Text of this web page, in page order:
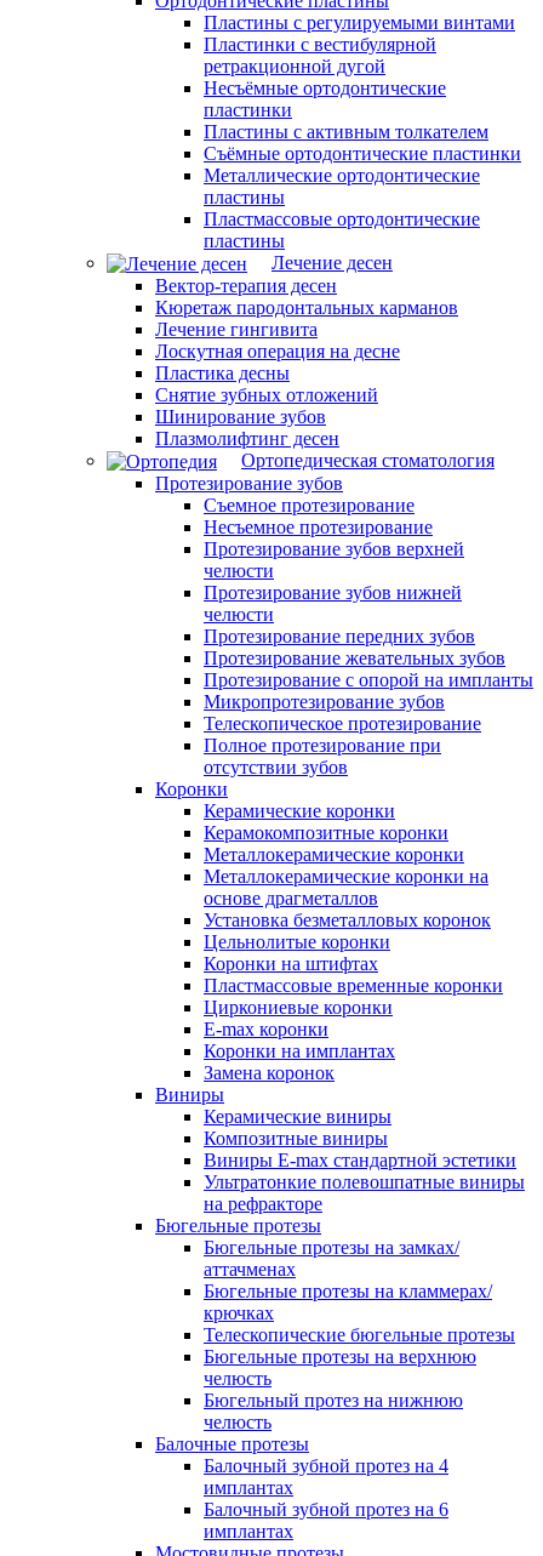
Пластины с регулируемыми винтами
Пластинки с вестибулярной
ретракционной дугой
Несъёмные ортодонтические
пластинки
Пластины с активным толкателем
Съёмные ортодонтические пластинки
Металлические ортодонтические
пластины
Пластмассовые ортодонтические
пластины
Лечение десен
Вектор-терапия десен
Кюретаж пародонтальных карманов
Лечение гингивита
Лоскутная операция на десне
Пластика десны
Снятие зубных отложений
Шинирование зубов
Плазмолифтинг десен
Ортопедическая стоматология
Протезирование зубов
Съемное протезирование
Несъемное протезирование
Протезирование зубов верхней
челюсти
Протезирование зубов нижней
челюсти
Протезирование передних зубов
Протезирование жевательных зубов
Протезирование с опорой на импланты
Микропротезирование зубов
Телескопическое протезирование
Полное протезирование при
отсутствии зубов
Коронки
Керамические коронки
Керамокомпозитные коронки
Металлокерамические коронки
Металлокерамические коронки на
основе драгметаллов
Установка безметалловых коронок
Цельнолитые коронки
Коронки на штифтах
Пластмассовые временные коронки
Циркониевые коронки
E-max коронки
Коронки на имплантах
Замена коронок
Виниры
Керамические виниры
Композитные виниры
Виниры E-max стандартной эстетики
Ультратонкие полевошпатные виниры
на рефракторе
Бюгельные протезы
Бюгельные протезы на замках/
аттачменах
Бюгельные протезы на кламмерах/
крючках
Телескопические бюгельные протезы
Бюгельные протезы на верхнюю
челюсть
Бюгельный протез на нижнюю
челюсть
Балочные протезы
Балочный зубной протез на 4
имплантах
Балочный зубной протез на 6
имплантах